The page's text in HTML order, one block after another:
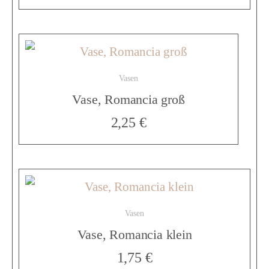
m
a
z
i
e
Vasen
Vase, Romancia groß
2,25 €
Vasen
Vase, Romancia klein
1,75 €